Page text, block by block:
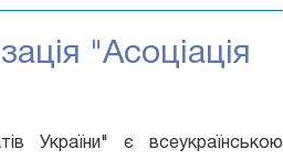
"Асоціація
України" є всеукраїнською